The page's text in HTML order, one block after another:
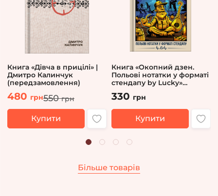
Книга «Дівча в прицілі» |
Дмитро Калинчук
(передзамовлення)
480 грн550 грн
Купити
Книга «Окопний дзен.
Польові нотатки у форматі
стендапу by Lucky»
Андрій Юрков
330 грн
Купити
Більше товарів